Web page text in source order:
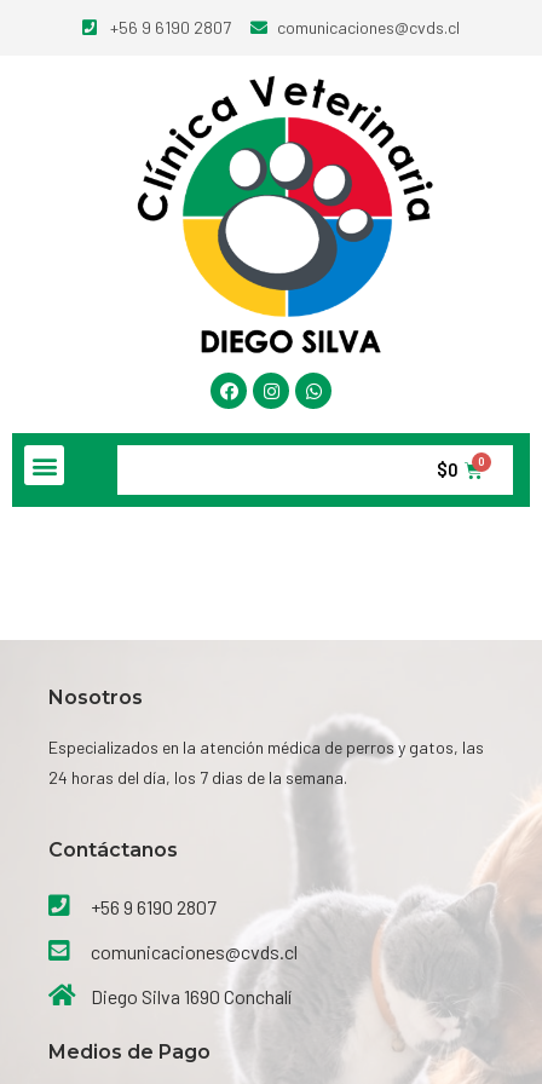
+56 9 6190 2807 comunicaciones@cvds.cl
$0
Nosotros
Especializados en la atención médica de perros y gatos, las
24 horas del día, los 7 dias de la semana.
Contáctanos​
+56 9 6190 2807
comunicaciones@cvds.cl
Diego Silva 1690 Conchalí
Medios de Pago